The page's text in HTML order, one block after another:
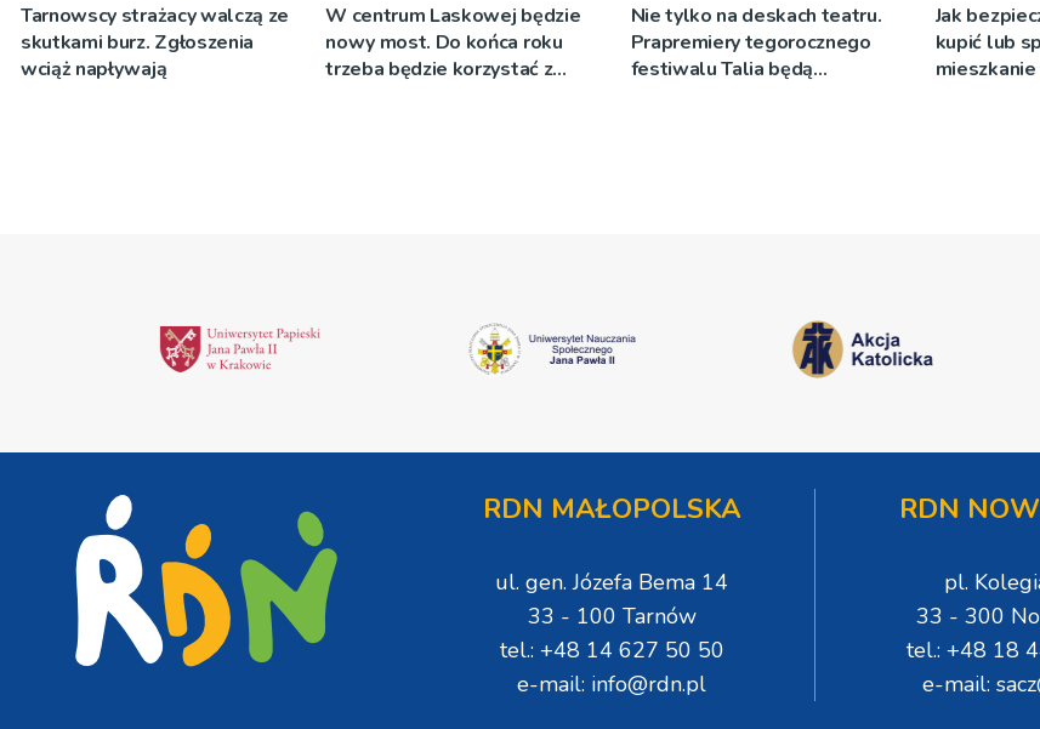
Tarnowscy strażacy walczą ze
skutkami burz. Zgłoszenia
wciąż napływają
W centrum Laskowej będzie
nowy most. Do końca roku
trzeba będzie korzystać z
Nie tylko na deskach teatru.
Prapremiery tegorocznego
festiwalu Talia będą
Jak
kupić lub
RDN MAŁOPOLSKA
ul. gen. Józefa Bema 14
33 - 100 Tarnów
tel.: +48 14 627 50 50
e-mail: info@rdn.pl
RDN
pl.
33 - 300
tel.: +48 18
e-mail: